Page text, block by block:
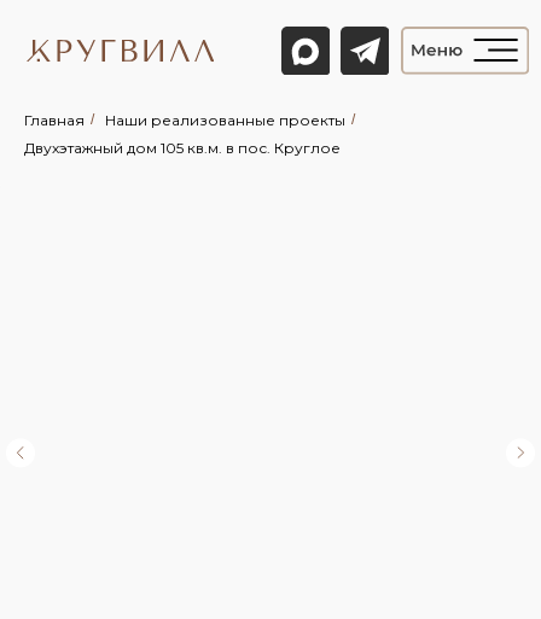
Главная / Наши реализованные проекты /
Двухэтажный дом 105 кв.м. в пос. Круглое